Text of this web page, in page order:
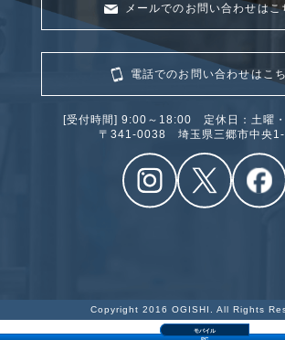
メールでのお問い合わせはこ
電話でのお問い合わせはこ
[受付時間] 9:00～18:00 定休日：土曜・
〒341‐0038 埼玉県三郷市中央
Copyright 2016 OGISHI. All Rights
モバイル